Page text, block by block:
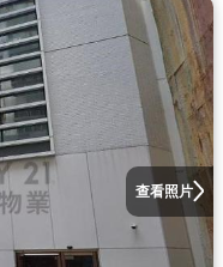
查看照片